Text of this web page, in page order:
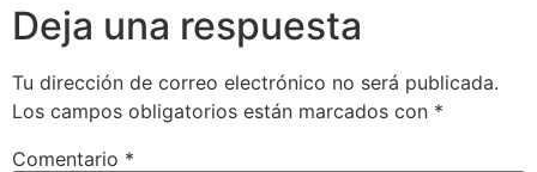
Deja una respuesta
Tu dirección de correo electrónico no será publicada.
Los campos obligatorios están marcados con *
Comentario *